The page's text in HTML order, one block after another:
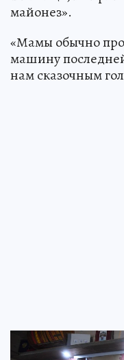
майонез».
«Мамы обычно
машину
нам сказочным